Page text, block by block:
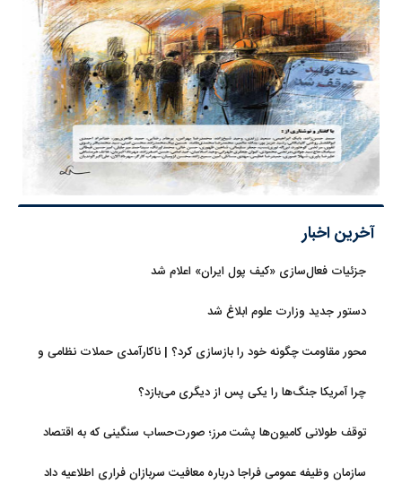
آخرین اخبار
جزئیات فعال‌سازی «کیف پول ایران» اعلام شد
دستور جدید وزارت علوم ابلاغ شد
محور مقاومت چگونه خود را بازسازی کرد؟ | ناکارآمدی حملات نظامی و
چرا آمریکا جنگ‌ها را یکی پس از دیگری می‌بازد؟
توقف طولانی کامیون‌ها پشت مرز؛ صورت‌حساب سنگینی که به اقتصاد
سازمان وظیفه عمومی فراجا درباره معافیت سربازان فراری اطلاعیه داد